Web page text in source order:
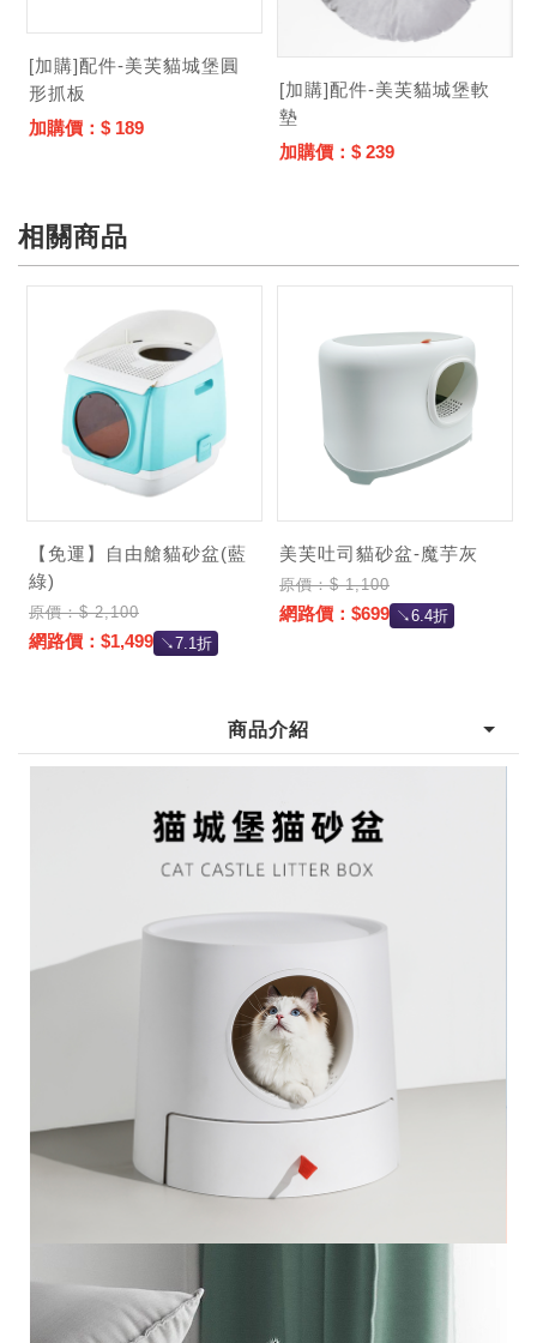
[加購]配件-美芙貓城堡圓
形抓板
加購價：$ 189
[加購]配件-美芙貓城堡軟
墊
加購價：$ 239
相關商品
【免運】自由艙貓砂盆(藍
綠)
原價：$ 2,100
網路價：$1,499 ↘7.1折
美芙吐司貓砂盆-魔芋灰
原價：$ 1,100
網路價：$699 ↘6.4折
商品介紹